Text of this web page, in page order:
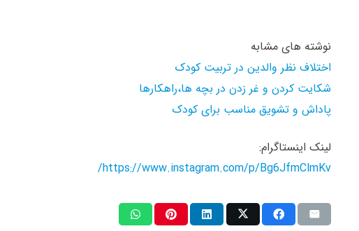
نوشته های مشابه
اختلاف نظر والدین در تربیت کودک
شکایت کردن و غر زدن در بچه ها،راهکارها
پاداش و تشویق مناسب برای کودک
لینک اینستاگرام:
https://www.instagram.com/p/Bg6JfmClmKv/